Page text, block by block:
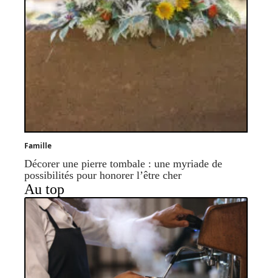
Famille
Décorer une pierre tombale : une myriade de
possibilités pour honorer l’être cher
Au top